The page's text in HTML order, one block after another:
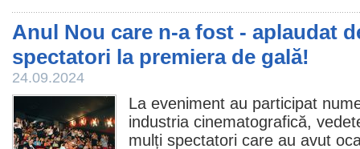
Anul Nou care n-a fost - aplaudat
spectatori la premiera de gală!
24.09.2024
La eveniment au participat
industria cinematografică,
mulți spectatori care au avut